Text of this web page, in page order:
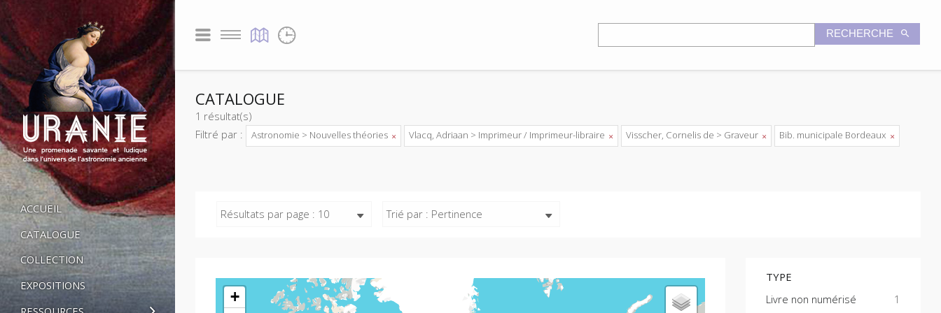
ACCUEIL
CATALOGUE
COLLECTION
EXPOSITIONS
RECHERCHE
CATALOGUE
1 résultat(s)
Filtré par :
Astronomie > Nouvelles théories Vlacq, Adriaan > Imprimeur / Imprimeur-libraire Visscher, Cornelis de > Graveur Bib. municipale Bordeaux
Résultats par page : 10 Trié par : Pertinence
+
TYPE
Livre non numérisé
1